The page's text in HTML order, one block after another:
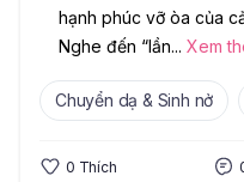
hạnh phúc vỡ òa của
Nghe đến “lần... Xem
Chuyển dạ & Sinh nở
0 Thích